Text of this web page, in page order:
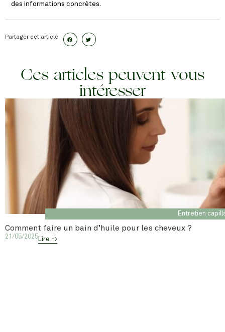
des informations concrètes.
Partager cet article
Ces articles peuvent vous
intéresser
Entretien
Comment faire un bain d’huile pour les cheveux ?
21/05/2025Lire ->